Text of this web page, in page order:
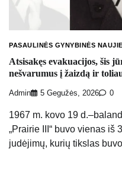
PASAULINĖS GYNYBINĖS
Atsisakęs evakuacijos, šis
nešvarumus į žaizdą ir
Admin 5 Gegužės, 2026 0
1967 m. kovo 19
„Prairie III“ buvo vienas
judėjimų, kurių tikslas